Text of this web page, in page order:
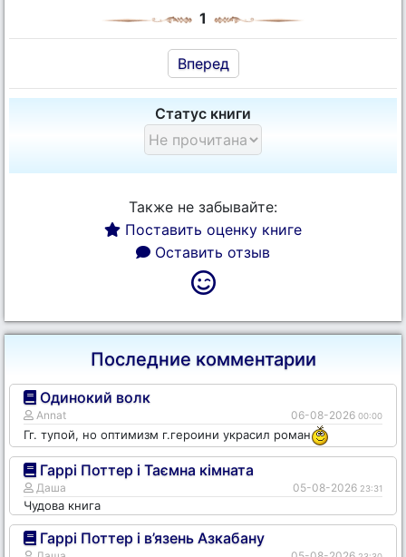
1
Вперед
Статус книги
Также не забывайте:
Поставить оценку книге
Оставить отзыв
Последние комментарии
Одинокий волк
Annat 06-08-2026 00:00
Гг. тупой, но оптимизм г.героини украсил роман
Гаррі Поттер і Таємна кімната
Даша 05-08-2026 23:31
Чудова книга
Гаррі Поттер і в’язень Азкабану